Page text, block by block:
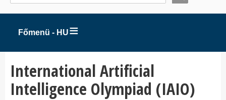
Főmenü - HU
International Artificial
Intelligence Olympiad (IAIO)